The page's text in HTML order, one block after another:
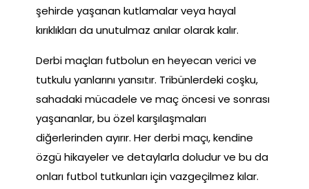
şehirde yaşanan kutlamalar veya hayal
kırıklıkları da unutulmaz anılar olarak kalır.
Derbi maçları futbolun en heyecan verici ve
tutkulu yanlarını yansıtır. Tribünlerdeki coşku,
sahadaki mücadele ve maç öncesi ve sonrası
yaşananlar, bu özel karşılaşmaları
diğerlerinden ayırır. Her derbi maçı, kendine
özgü hikayeler ve detaylarla doludur ve bu da
onları futbol tutkunları için vazgeçilmez kılar.